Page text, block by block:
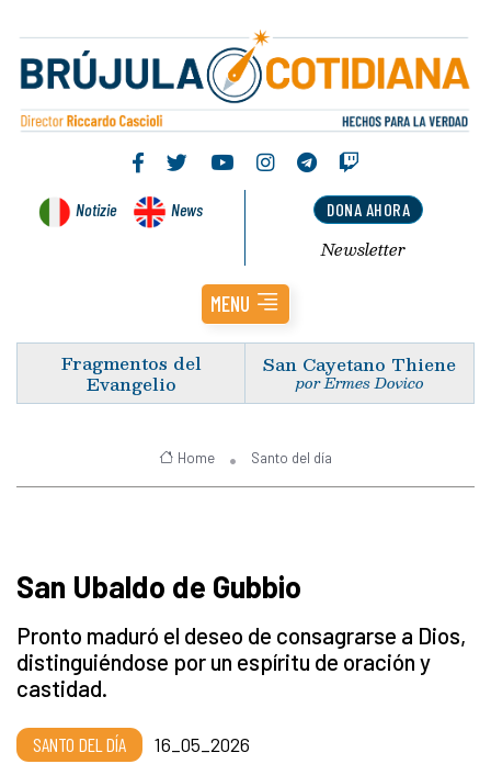
Notizie News DONA AHORA
Newsletter
MENU
Fragmentos del
Evangelio
San Cayetano Thiene
por Ermes Dovico
Home Santo del día
San Ubaldo de Gubbio
Pronto maduró el deseo de consagrarse a Dios,
distinguiéndose por un espíritu de oración y
castidad.
SANTO DEL DÍA 16_05_2026